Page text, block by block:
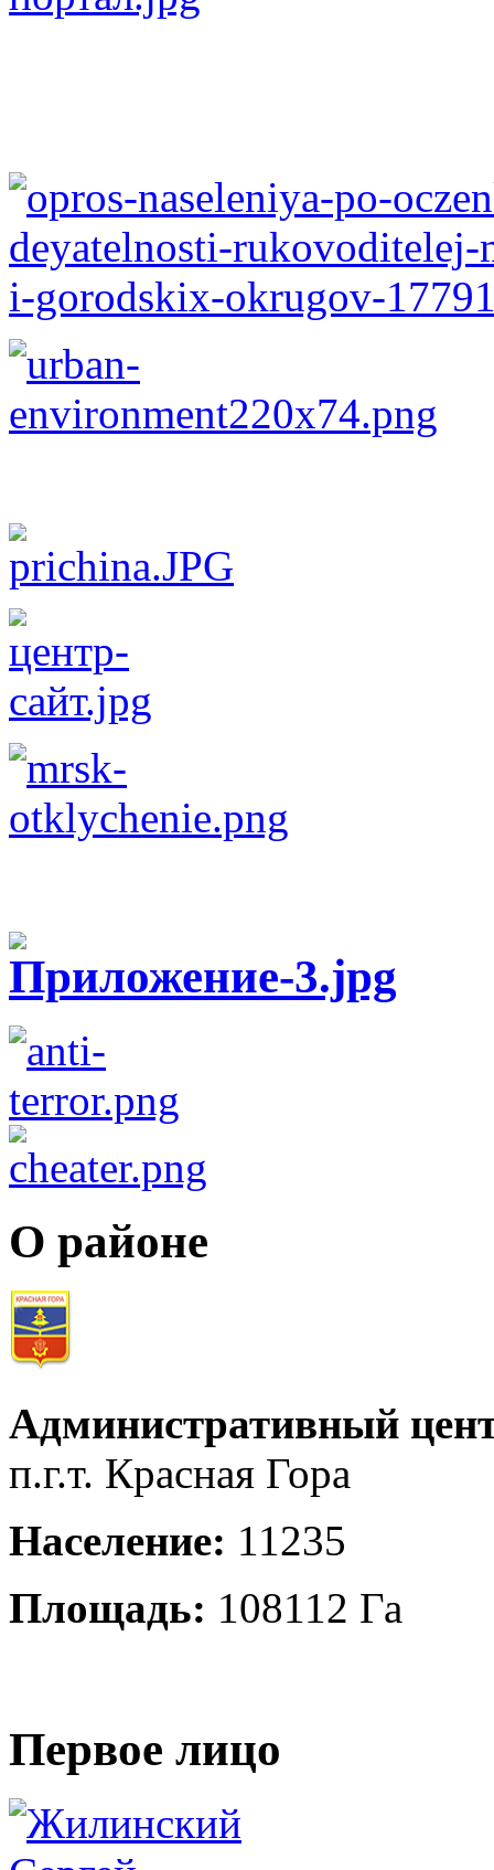
О районе
Административный
п.г.т. Красная Гора
Население: 11235
Площадь: 108112 Га
Первое лицо